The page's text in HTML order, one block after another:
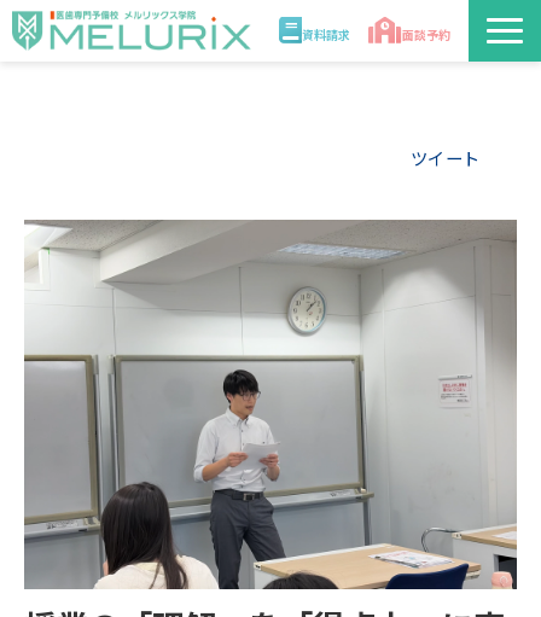
資料請求 面談予約
入学案内
合格実績・合格体験記
講師
医学部解答速報2026
ツイート